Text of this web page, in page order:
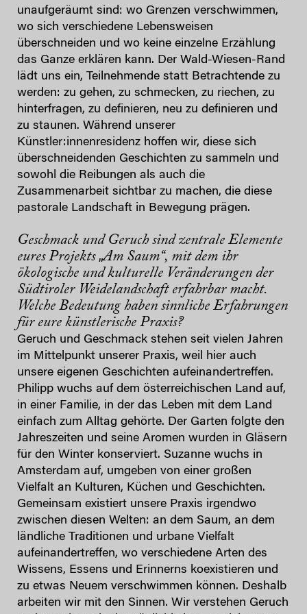
unaufgeräumt sind: wo Grenzen verschwimmen,
wo sich verschiedene Lebensweisen
überschneiden und wo keine einzelne Erzählung
das Ganze erklären kann. Der Wald-Wiesen-Rand
lädt uns ein, Teilnehmende statt Betrachtende zu
werden: zu gehen, zu schmecken, zu riechen, zu
hinterfragen, zu definieren, neu zu definieren und
zu staunen. Während unserer
Künstler:innenresidenz hoffen wir, diese sich
überschneidenden Geschichten zu sammeln und
sowohl die Reibungen als auch die
Zusammenarbeit sichtbar zu machen, die diese
pastorale Landschaft in Bewegung prägen.
Geschmack und Geruch sind zentrale Elemente
eures Projekts „Am Saum“, mit dem ihr
ökologische und kulturelle Veränderungen der
Südtiroler Weidelandschaft erfahrbar macht.
Welche Bedeutung haben sinnliche Erfahrungen
für eure künstlerische Praxis?
Geruch und Geschmack stehen seit vielen Jahren
im Mittelpunkt unserer Praxis, weil hier auch
unsere eigenen Geschichten aufeinandertreffen.
Philipp wuchs auf dem österreichischen Land auf,
in einer Familie, in der das Leben mit dem Land
einfach zum Alltag gehörte. Der Garten folgte den
Jahreszeiten und seine Aromen wurden in Gläsern
für den Winter konserviert. Suzanne wuchs in
Amsterdam auf, umgeben von einer großen
Vielfalt an Kulturen, Küchen und Geschichten.
Gemeinsam existiert unsere Praxis irgendwo
zwischen diesen Welten: an dem Saum, an dem
ländliche Traditionen und urbane Vielfalt
aufeinandertreffen, wo verschiedene Arten des
Wissens, Essens und Erinnerns koexistieren und
zu etwas Neuem verschwimmen können. Deshalb
arbeiten wir mit den Sinnen. Wir verstehen Geruch